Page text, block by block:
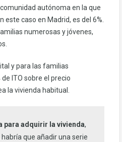
autónoma en la que
este caso en Madrid, es del 6%.
numerosas y jóvenes,
y para las familias
ITO sobre el precio
la vivienda habitual.
para adquirir la vivienda,
que añadir una serie